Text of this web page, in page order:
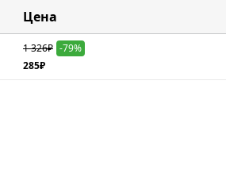
Цена
1 326₽ -79%
285₽